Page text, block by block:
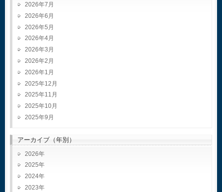
2026年7月
2026年6月
2026年5月
2026年4月
2026年3月
2026年2月
2026年1月
2025年12月
2025年11月
2025年10月
2025年9月
アーカイブ（年別）
2026
2025
2024
2023